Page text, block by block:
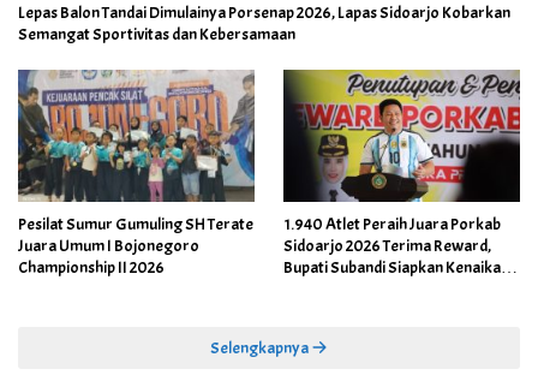
Lepas Balon Tandai Dimulainya Porsenap 2026, Lapas Sidoarjo Kobarkan
Semangat Sportivitas dan Kebersamaan
Pesilat Sumur Gumuling SH Terate
Juara Umum I Bojonegoro
Championship II 2026
1.940 Atlet Peraih Juara Porkab
Sidoarjo 2026 Terima Reward,
Bupati Subandi Siapkan Kenaikan
Selengkapnya